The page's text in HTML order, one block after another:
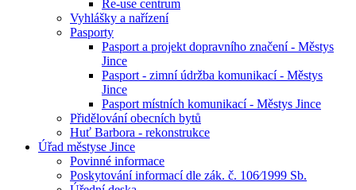
Re-use centrum
Vyhlášky a nařízení
Pasporty
Pasport a projekt dopravního značení - Městys
Jince
Pasport - zimní údržba komunikací - Městys
Jince
Pasport místních komunikací - Městys Jince
Přidělování obecních bytů
Huť Barbora - rekonstrukce
Úřad městyse Jince
Povinné informace
Poskytování informací dle zák. č. 106⁄1999 Sb.